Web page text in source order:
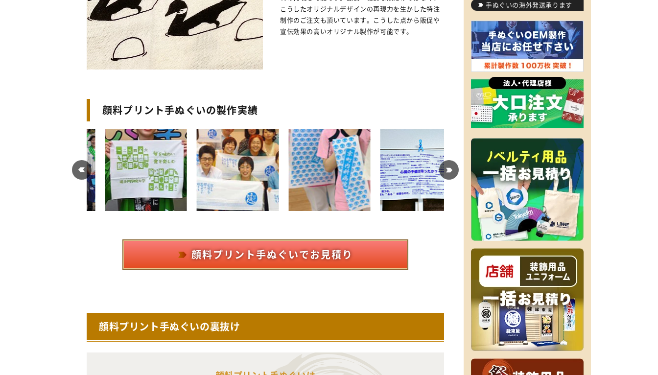
こうしたオリジナルデザインの再現力を生かした特注
制作のご注文も頂いています。こうした点から販促や
宣伝効果の高いオリジナル製作が可能です。
顔料プリント手ぬぐいの製作実績
顔料プリント手ぬぐいでお見積り
顔料プリント手ぬぐいの裏抜け
手ぬぐいの海外発送承ります